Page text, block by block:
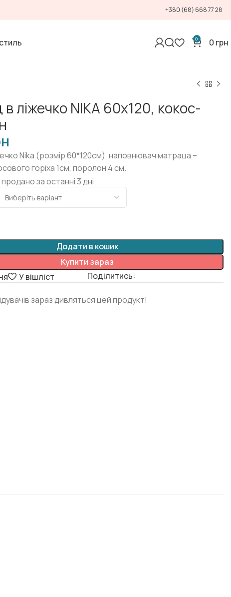
+380 (68) 668 77 28
0 0 грн
ліжечко NIKA 60х120, кокос-
Nika (розмір 60*120см), наповнювач матраца –
горіха 1см, поролон 4 см.
за останні 3 дні
Додати в кошик
Купити зараз
У вішліст Поділитись:
зараз дивляться цей продукт!